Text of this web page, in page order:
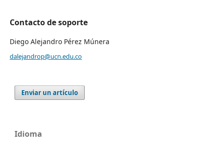
Contacto de soporte
Diego Alejandro Pérez Múnera
dalejandrop@ucn.edu.co
Enviar un artículo
Idioma